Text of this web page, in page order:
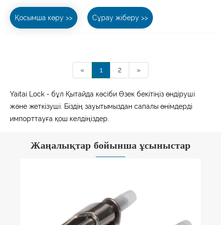
Қосымша көру >> Сұрау жіберу >>
« 1 2 »
Yaitai Lock - бұл Қытайда кәсіби Өзек бекітіңіз өндіруші
және жеткізуші. Біздің зауытымыздан сапалы өнімдерді
импорттауға қош келдіңіздер.
Жаңалықтар бойынша ұсыныстар